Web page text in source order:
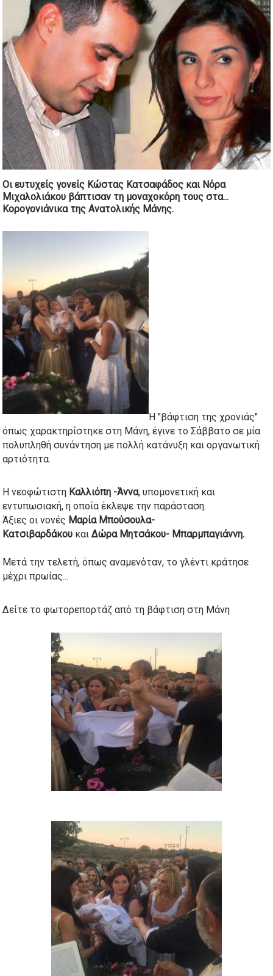
Οι ευτυχείς γονείς Κώστας Κατσαφάδος και Νόρα
Μιχαλολιάκου βάπτισαν τη μοναχοκόρη τους στα...
Κορογονιάνικα της Ανατολικής Μάνης.
Η "βάφτιση της χρονιάς"
όπως χαρακτηρίστηκε στη Μάνη, έγινε το Σάββατο σε μία
πολυπληθή συνάντηση με πολλή κατάνυξη και οργανωτική
αρτιότητα.
Η νεοφώτιστη Καλλιόπη -Άννα, υπομονετική και
εντυπωσιακή, η οποία έκλεψε την παράσταση.
Άξιες οι νονές Μαρία Μπούσουλα-
Κατσιβαρδάκου καιΔώρα Μητσάκου- Μπαρμπαγιάννη.
Μετά την τελετή,όπως αναμενόταν, το γλέντι κράτησε
μέχρι πρωίας...
Δείτε το φωτορεπορτάζ από τη βάφτιση στη Μάνη